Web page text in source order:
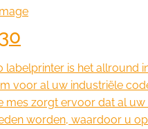
labelprinter is het allround
voor al uw industriële
mes zorgt ervoor dat al uw
worden, waardoor u